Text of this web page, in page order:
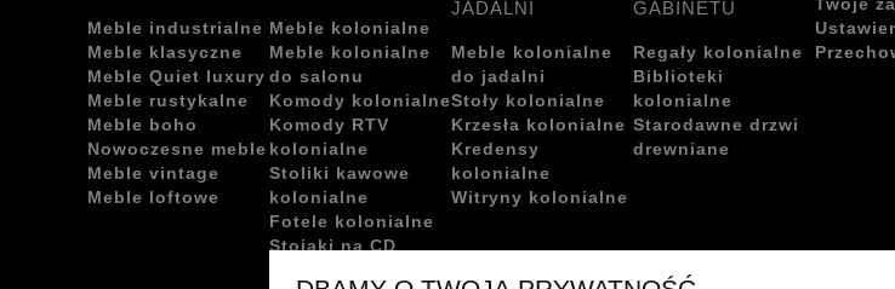
Meble industrialne
Meble klasyczne
Meble Quiet luxury
Meble rustykalne
Meble boho
Nowoczesne meble
Meble vintage
Meble loftowe
Meble kolonialne
Meble kolonialne
do salonu
Komody kolonialne
Komody RTV
kolonialne
Stoliki kawowe
kolonialne
Fotele kolonialne
Stojaki na CD
JADALNI
Meble kolonialne
do jadalni
Stoły kolonialne
Krzesła kolonialne
Kredensy
kolonialne
Witryny kolonialne
GABINETU
Regały kolonialne
Biblioteki
kolonialne
Starodawne drzwi
drewniane